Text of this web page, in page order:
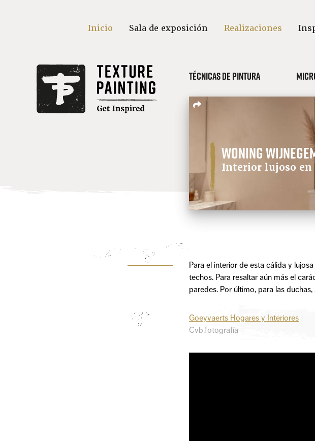
Inicio Sala de exposición Realizaciones
Técnicas de pintura
Woning
Interior lujoso en
Para el interior de esta cálida y
techos. Para resaltar aún más el
paredes. Por último, para las
Goeyvaerts Hogares y Interiores
Cvb.fotografía